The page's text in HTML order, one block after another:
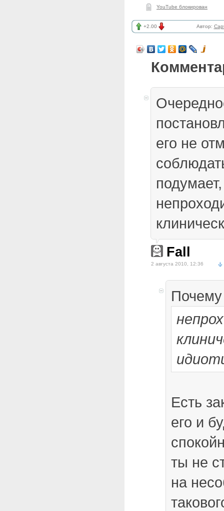
YouTube блокирован
+2.00 Автор:
его не
Fall
2 августа 2010, 12:36
Почему
Есть
его и
ты не
на